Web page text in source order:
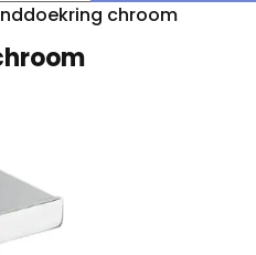
chroom